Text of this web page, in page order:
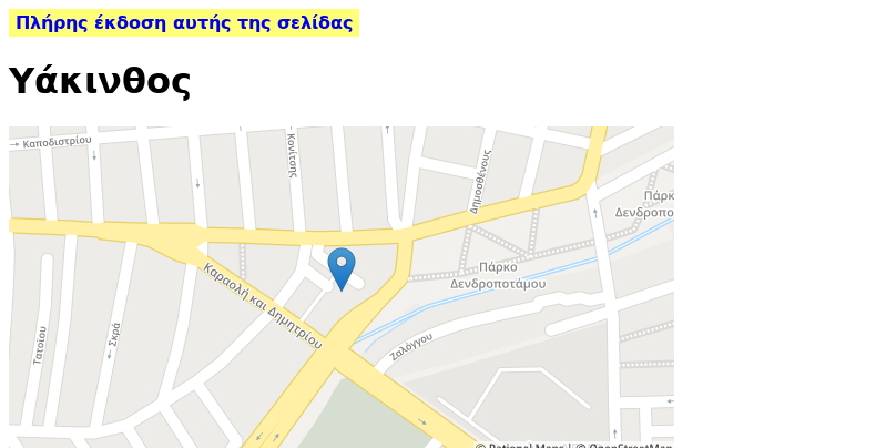
Πλήρης έκδοση αυτής της σελίδας
Υάκινθος